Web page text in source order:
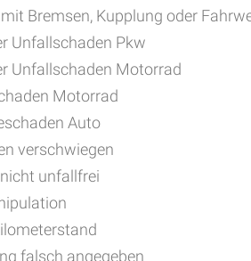
Bremsen, Kupplung oder
Unfallschaden Pkw
Unfallschaden Motorrad
Motorrad
Auto
verschwiegen
unfallfrei
falsch angegeben